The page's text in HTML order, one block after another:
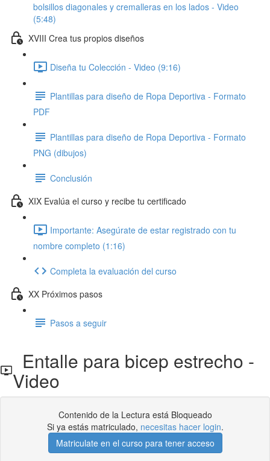
bolsillos diagonales y cremalleras en los lados - Video
(5:48)
XVIII Crea tus propios diseños
Diseña tu Colección - Video (9:16)
Plantillas para diseño de Ropa Deportiva - Formato
PDF
Plantillas para diseño de Ropa Deportiva - Formato
PNG (dibujos)
Conclusión
XIX Evalúa el curso y recibe tu certificado
Importante: Asegúrate de estar registrado con tu
nombre completo (1:16)
Completa la evaluación del curso
XX Próximos pasos
Pasos a seguir
Entalle para bicep estrecho -
Video
Contenido de la Lectura está Bloqueado
Si ya estás matriculado, necesitas hacer login.
Matriculate en el curso para tener acceso